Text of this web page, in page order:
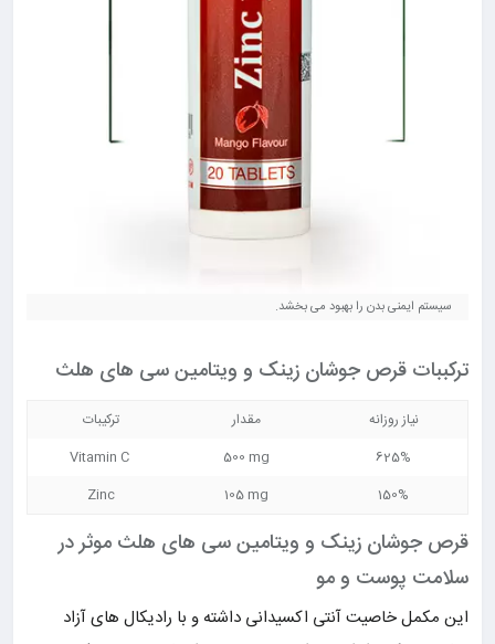
سیستم ایمنی بدن را بهبود می بخشد.
ترکببات قرص جوشان زینک و ویتامین سی های هلث
نیاز روزانه مقدار
ترکیبات
625%
500 mg
Vitamin C
150%
105 mg
Zinc
قرص جوشان زینک و ویتامین سی های هلث موثر در
سلامت پوست و مو
این مکمل خاصیت آنتی اکسیدانی داشته و با رادیکال های آزاد